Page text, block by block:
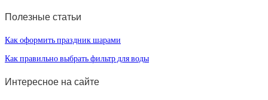
Полезные статьи
Как оформить праздник шарами
Как правильно выбрать фильтр для воды
Интересное на сайте